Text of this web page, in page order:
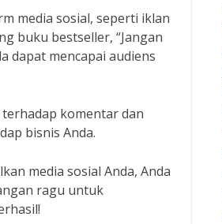
media sosial, seperti iklan
buku bestseller, “Jangan
dapat mencapai audiens
komentar dan
bisnis Anda.
media sosial Anda, Anda
ragu untuk